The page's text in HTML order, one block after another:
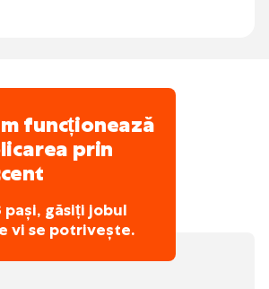
funcționează
prin
pași, găsiți jobul
vi se potrivește.